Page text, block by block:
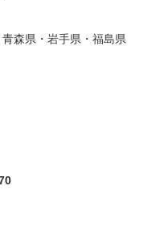
森県・岩手県・福島県